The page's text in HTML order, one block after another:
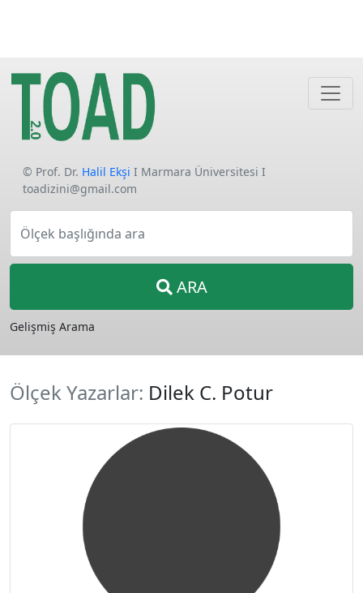
© Prof. Dr. Halil Ekşi I Marmara Üniversitesi I
toadizini@gmail.com
Ölçek başlığında ara
ARA
Gelişmiş Arama
Ölçek Yazarlar: Dilek C. Potur